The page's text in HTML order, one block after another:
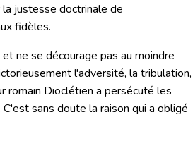
justesse doctrinale de
fidèles.
ne se décourage pas au moindre
l'adversité, la tribulation,
romain Dioclétien a persécuté les
sans doute la raison qui a obligé